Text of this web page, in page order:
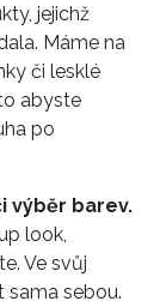
jejichž
Máme na
či lesklé
abyste
po
výběr barev.
look,
Ve svůj
sama sebou.